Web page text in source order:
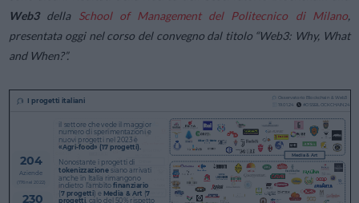
Web3 della School of Management del Politecnico di Milano,
presentata oggi nel corso del convegno dal titolo “Web3: Why, What
and When?”.